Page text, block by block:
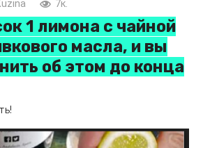
7к.
1 лимона с чайной
масла, и вы
об этом до конца